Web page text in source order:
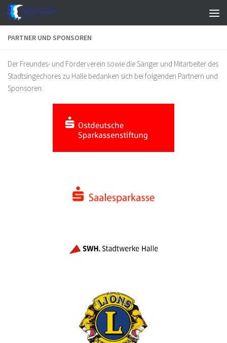
Zum Inhalt springen
PARTNER UND SPONSOREN
Der Freundes- und Förderverein sowie die Sänger und Mitarbeiter des
Stadtsingechores zu Halle bedanken sich bei folgenden Partnern und
Sponsoren: